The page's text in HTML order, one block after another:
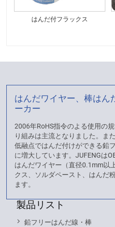
はんだ付フラックス
はんだワイヤー、棒はん
ーカー
2006年RoHS指令のよる使用の
り組みは主流となりました。ま
低融点ではんだ付けができる鉛
に増大しています。JUFENGは
はんだワイヤー（直径0.1mm以
クス、ソルダペースト、はんだ
ます。
製品リスト
鉛フリーはんだ線・棒